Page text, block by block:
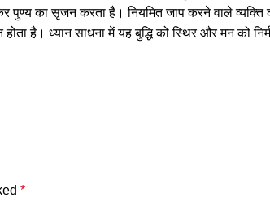
पुण्य का सृजन करता है। नियमित जाप करने वाले
है। ध्यान साधना में यह बुद्धि को स्थिर और मन को
*